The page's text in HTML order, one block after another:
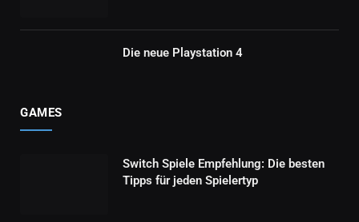
Die neue Playstation 4
GAMES
Switch Spiele Empfehlung: Die besten
Tipps für jeden Spielertyp